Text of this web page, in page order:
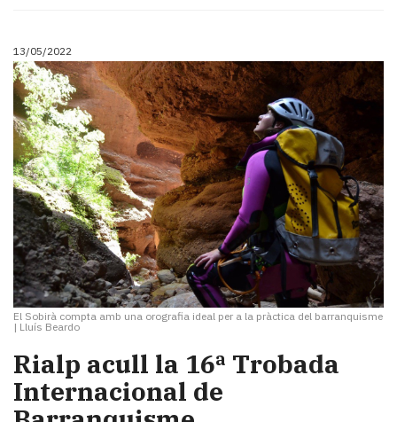
13/05/2022
El Sobirà compta amb una orografia ideal per a la pràctica del barranquisme
| Lluís Beardo
Rialp acull la 16ª Trobada
Internacional de